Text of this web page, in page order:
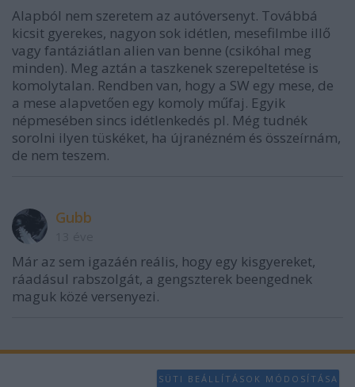
Alapból nem szeretem az autóversenyt. Továbbá
kicsit gyerekes, nagyon sok idétlen, mesefilmbe illő
vagy fantáziátlan alien van benne (csikóhal meg
minden). Meg aztán a taszkenek szerepeltetése is
komolytalan. Rendben van, hogy a SW egy mese, de
a mese alapvetően egy komoly műfaj. Egyik
népmesében sincs idétlenkedés pl. Még tudnék
sorolni ilyen tüskéket, ha újranézném és összeírnám,
de nem teszem.
Gubb
Már az sem igazáén reális, hogy egy kisgyereket,
ráadásul rabszolgát, a gengszterek beengednek
maguk közé versenyezi.
SÜTI BEÁLLÍTÁSOK MÓDOSÍTÁSA